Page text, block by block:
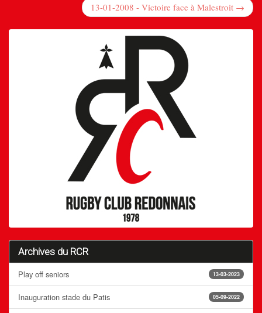
13-01-2008 - Victoire face à Malestroit →
Archives du RCR
13-03-2023
Play off seniors
05-09-2022
Inauguration stade du Patis